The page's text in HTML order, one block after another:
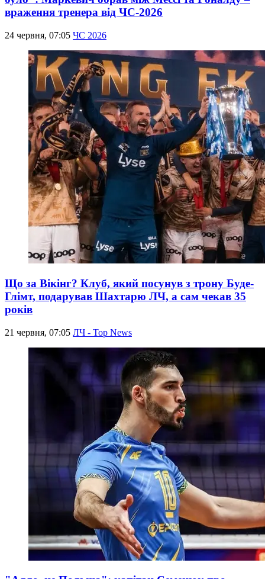
враження тренера від ЧС-2026
24 червня, 07:05 ЧС 2026
Що за Вікінг? Клуб, який посунув з трону Буде-
Глімт, подарував Шахтарю ЛЧ, а сам чекав 35
років
21 червня, 07:05 ЛЧ - Top News